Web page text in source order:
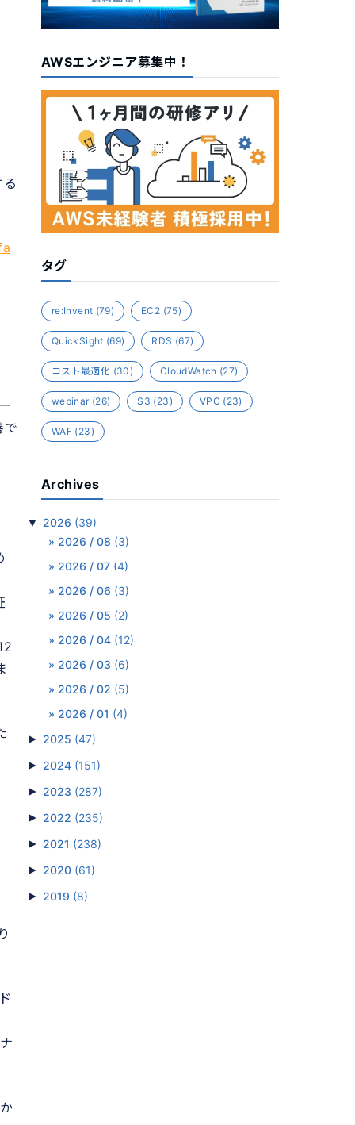
で
AWSエンジニア募集中！
タグ
re:Invent (79) EC2 (75)
QuickSight (69) RDS (67)
コスト最適化 (30) CloudWatch (27)
webinar(26) S3 (23) VPC (23)
WAF (23)
Archives
▼ 2026 (39)
2026 / 08 (3)
2026 / 07 (4)
2026 / 06 (3)
2026 / 05 (2)
2026 / 04 (12)
2026 / 03 (6)
2026 / 02 (5)
2026 / 01 (4)
► 2025 (47)
► 2024 (151)
► 2023 (287)
► 2022 (235)
► 2021 (238)
► 2020 (61)
► 2019 (8)